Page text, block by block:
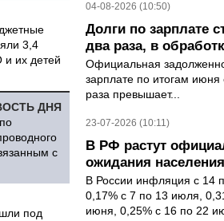
3,4
и их детей
ДНЯ
с
под
04-08-2026 (10:50)
Долги по зарплате
два раза, в
Официальная
зарплате по итогам
раза превышает...
23-07-2026 (10:11)
В РФ растут
ожидания населения
В России инфляция с 14
0,17% с 7 по 13 июля,
июня, 0,25% с 16 по 22